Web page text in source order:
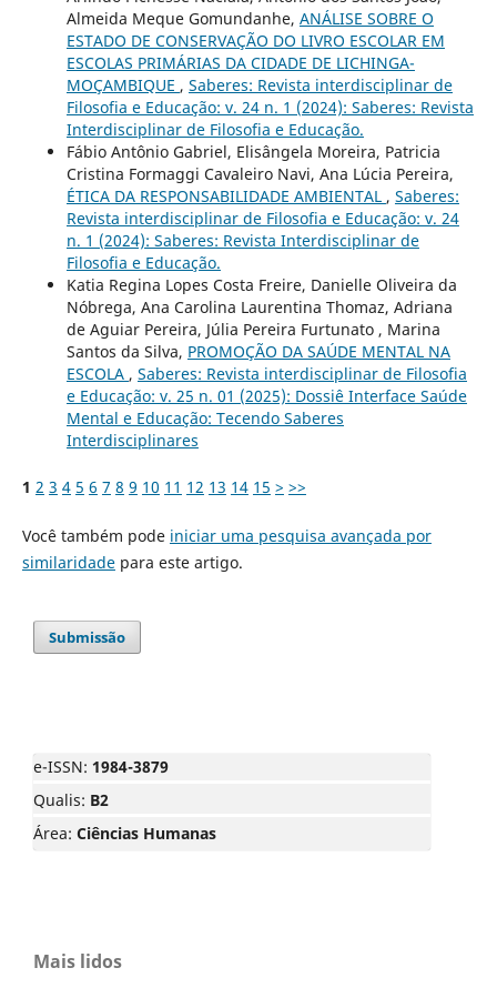
Almeida Meque Gomundanhe, ANÁLISE SOBRE O
ESTADO DE CONSERVAÇÃO DO LIVRO ESCOLAR EM
ESCOLAS PRIMÁRIAS DA CIDADE DE LICHINGA-
MOÇAMBIQUE , Saberes: Revista interdisciplinar de
Filosofia e Educação: v. 24 n. 1 (2024): Saberes: Revista
Interdisciplinar de Filosofia e Educação.
Fábio Antônio Gabriel, Elisângela Moreira, Patricia
Cristina Formaggi Cavaleiro Navi, Ana Lúcia Pereira,
ÉTICA DA RESPONSABILIDADE AMBIENTAL , Saberes:
Revista interdisciplinar de Filosofia e Educação: v. 24
n. 1 (2024): Saberes: Revista Interdisciplinar de
Filosofia e Educação.
Katia Regina Lopes Costa Freire, Danielle Oliveira da
Nóbrega, Ana Carolina Laurentina Thomaz, Adriana
de Aguiar Pereira, Júlia Pereira Furtunato , Marina
Santos da Silva, PROMOÇÃO DA SAÚDE MENTAL NA
ESCOLA , Saberes: Revista interdisciplinar de Filosofia
e Educação: v. 25 n. 01 (2025): Dossiê Interface Saúde
Mental e Educação: Tecendo Saberes
Interdisciplinares
1 2 3 4 5 6 7 8 9 10 11 12 13 14 15 > >>
Você também pode iniciar uma pesquisa avançada por
similaridadepara este artigo.
Submissão
e-ISSN: 1984-3879
Qualis: B2
Área: Ciências Humanas
Mais lidos